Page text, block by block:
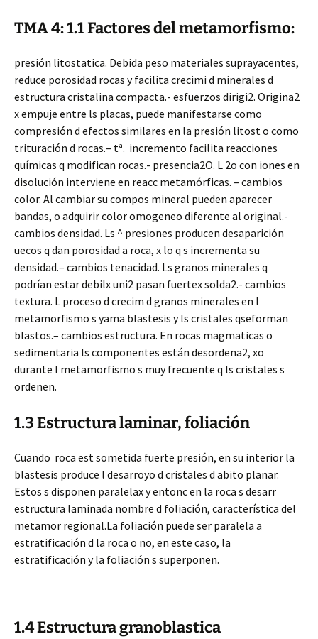
TMA 4: 1.1 Factores del metamorfismo:
presión litostatica. Debida peso materiales suprayacentes,
reduce porosidad rocas y facilita crecimi d minerales d
estructura cristalina compacta.- esfuerzos dirigi2. Origina2
x empuje entre ls placas, puede manifestarse como
compresión d efectos similares en la presión litost o como
trituración d rocas.– tª. incremento facilita reacciones
químicas q modifican rocas.- presencia2O. L 2o con iones en
disolución interviene en reacc metamórficas. – cambios
color. Al cambiar su compos mineral pueden aparecer
bandas, o adquirir color omogeneo diferente al original.-
cambios densidad. Ls ^ presiones producen desaparición
uecos q dan porosidad a roca, x lo q s incrementa su
densidad.– cambios tenacidad. Ls granos minerales q
podrían estar debilx uni2 pasan fuertex solda2.- cambios
textura. L proceso d crecim d granos minerales en l
metamorfismo s yama blastesis y ls cristales qseforman
blastos.– cambios estructura. En rocas magmaticas o
sedimentaria ls componentes están desordena2, xo
durante l metamorfismo s muy frecuente q ls cristales s
ordenen.
1.3 Estructura laminar, foliación
Cuando roca est sometida fuerte presión, en su interior la
blastesis produce l desarroyo d cristales d abito planar.
Estos s disponen paralelax y entonc en la roca s desarr
estructura laminada nombre d foliación, característica del
metamor regional.La foliación puede ser paralela a
estratificación d la roca o no, en este caso, la
estratificación y la foliación s superponen.
1.4 Estructura granoblastica